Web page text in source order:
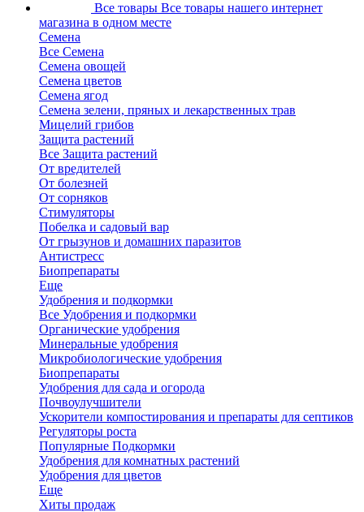
Все товары Все товары нашего интернет
магазина в одном месте
Семена
Все Семена
Семена овощей
Семена цветов
Семена ягод
Семена зелени, пряных и лекарственных трав
Мицелий грибов
Защита растений
Все Защита растений
От вредителей
От болезней
От сорняков
Стимуляторы
Побелка и садовый вар
От грызунов и домашних паразитов
Антистресс
Биопрепараты
Еще
Удобрения и подкормки
Все Удобрения и подкормки
Органические удобрения
Минеральные удобрения
Микробиологические удобрения
Биопрепараты
Удобрения для сада и огорода
Почвоулучшители
Ускорители компостирования и препараты для септиков
Регуляторы роста
Популярные Подкормки
Удобрения для комнатных растений
Удобрения для цветов
Еще
Хиты продаж